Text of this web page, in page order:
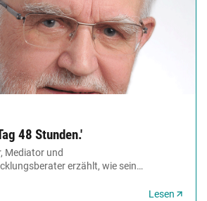
48 Stunden.'
Mediator und
erzählt, wie sein
Lesen